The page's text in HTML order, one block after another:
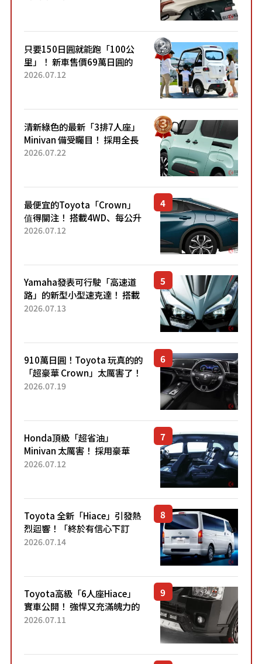
只要150日圓就能跑「100公
里」！ 新車售價69萬日圓的
「3人座」Trike大受歡迎！ 順
2026.07.12
清新綠色的最新「3排7人座」
Minivan 備受矚目！ 採用全長
4.7公尺剛剛好的車身尺寸與
2026.07.22
最便宜的Toyota「Crown」
值得關注！ 搭載4WD、每公升
22.4公里低油耗表現超亮眼！
2026.07.12
Yamaha發表可行駛「高速道
路」的新型小型速克達！ 搭載
能享受超強勁「渦輪感」的動
2026.07.13
910萬日圓！Toyota 玩真的的
「超豪華 Crown」太厲害了！
採用由「匠人技藝」打造的
2026.07.19
Honda頂級「超省油」
Minivan 太厲害！ 採用豪華
「真皮座椅」與專屬「黑色內
「三...
2026.07.12
Toyota 全新「Hiace」引發熱
烈迴響！「終於有信心下訂
了！」「哪個等級交車最
車？...
2026.07.14
Toyota高級「6人座Hiace」
實車公開！ 強悍又充滿魄力的
「全黑設計」搭配特別「豪華
2026.07.11